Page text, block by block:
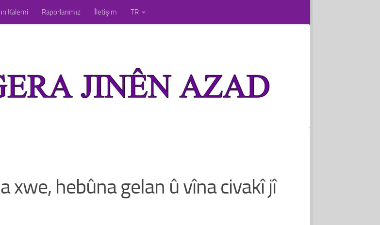
Kalemi Raporlarımız İletişim TR
xwe, hebûna gelan û vîna civakî jî